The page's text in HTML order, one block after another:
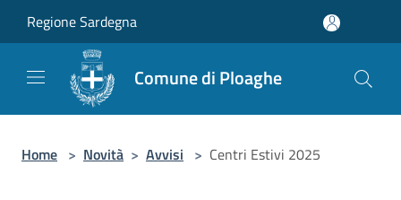
Regione Sardegna
Comune di Ploaghe
Home > Novità > Avvisi > Centri Estivi 2025